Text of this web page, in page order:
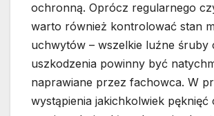
ochronną. Oprócz regularnego
warto również kontrolować stan
uchwytów – wszelkie luźne śruby
uszkodzenia powinny być
naprawiane przez fachowca. W
wystąpienia jakichkolwiek pęknięć